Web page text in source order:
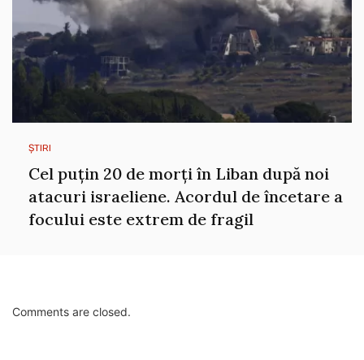
ȘTIRI
Cel puțin 20 de morți în Liban după noi
atacuri israeliene. Acordul de încetare a
focului este extrem de fragil
Comments are closed.